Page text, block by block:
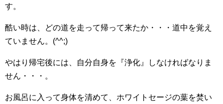
す。
酷い時は、どの道を走って帰って来たか・・・道中を覚え
ていません。(^^;)ゞ
やはり帰宅後には、自分自身を『浄化』しなければなりま
せん・・・。
お風呂に入って身体を清めて、ホワイトセージの葉を焚い